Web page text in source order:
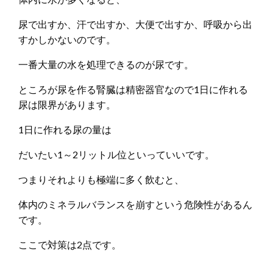
尿で出すか、汗で出すか、大便で出すか、呼吸から出
すかしかないのです。
一番大量の水を処理できるのが尿です。
ところが尿を作る腎臓は精密器官なので1日に作れる
尿は限界があります。
1日に作れる尿の量は
だいたい1～2リットル位といっていいです。
つまりそれよりも極端に多く飲むと、
体内のミネラルバランスを崩すという危険性があるん
です。
ここで対策は2点です。